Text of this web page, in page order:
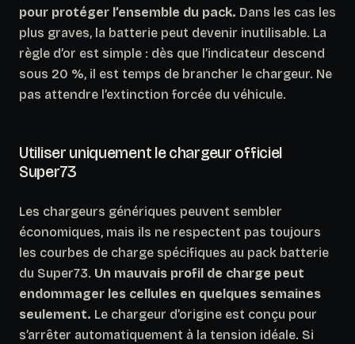
pour protéger l’ensemble du pack. Dans les cas les
plus graves, la batterie peut devenir inutilisable. La
règle d’or est simple : dès que l’indicateur descend
sous 20 %, il est temps de brancher le chargeur. Ne
pas attendre l’extinction forcée du véhicule.
Utiliser uniquement le chargeur officiel
Super73
Les chargeurs génériques peuvent sembler
économiques, mais ils ne respectent pas toujours
les courbes de charge spécifiques au pack batterie
du Super73. Un mauvais profil de charge peut
endommager les cellules en quelques semaines
seulement. Le chargeur d’origine est conçu pour
s’arrêter automatiquement à la tension idéale. Si